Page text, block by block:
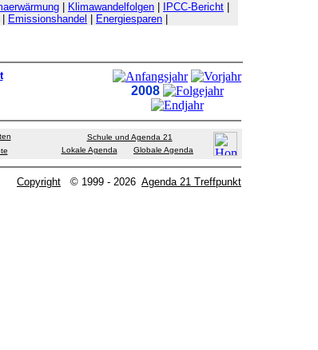
Klimawandelfolgen IPCC-Bericht
Emissionshandel Energiesparen
2008
Schule und Agenda 21
Lokale Agenda
Globale Agenda
Copyright © 1999 - 2026 Agenda 21 Treffpunkt